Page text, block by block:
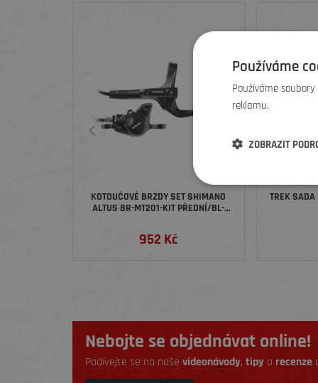
KOTOUČOVÉ BRZDY SET SHIMANO
ALTUS BR-MT201-KIT PŘEDNÍ/BL-
SMBH59/1000MM - ČERNÁ
952 Kč
TREK SADA
Nebojte se objednávat online!
Podívejte se na naše videonávody, tipy a recenze
Používáme
Používáme
reklamu.
ZOBRAZIT